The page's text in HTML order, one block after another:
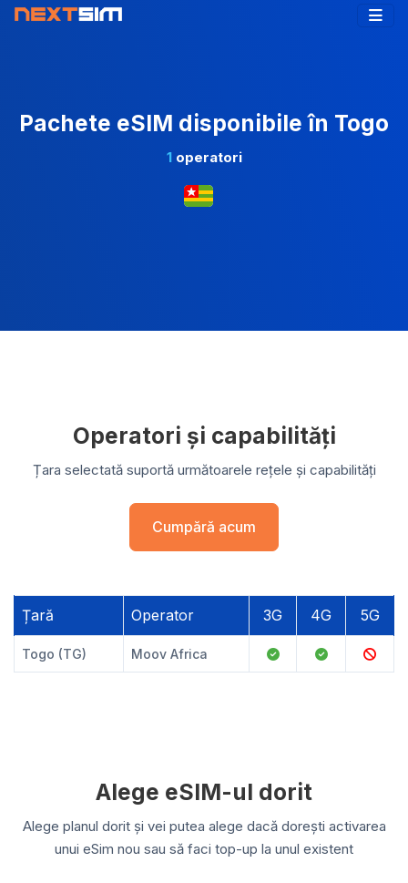
Pachete eSIM disponibile în Togo
1operatori
Operatori și capabilități
Țara selectată suportă următoarele rețele și capabilități
Cumpără acum
Țară Operator 3G 4G 5G
Togo (TG) Moov Africa
Alege eSIM-ul dorit
Alege planul dorit și vei putea alege dacă dorești activarea
unui eSim nou sau să faci top-up la unul existent